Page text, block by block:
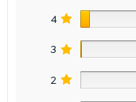
4
3
2